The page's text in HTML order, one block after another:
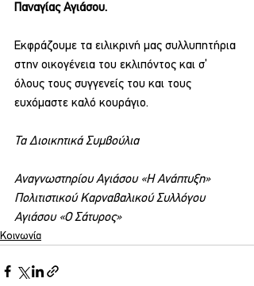
Παναγίας Αγιάσου.
Εκφράζουμε τα ειλικρινή μας συλλυπητήρια
στην οικογένεια του εκλιπόντος και σ’
όλους τους συγγενείς του και τους
ευχόμαστε καλό κουράγιο.
Τα Διοικητικά Συμβούλια
Αναγνωστηρίου Αγιάσου «Η Ανάπτυξη»
Πολιτιστικού Καρναβαλικού Συλλόγου
Αγιάσου «Ο Σάτυρος»
Κοινωνία